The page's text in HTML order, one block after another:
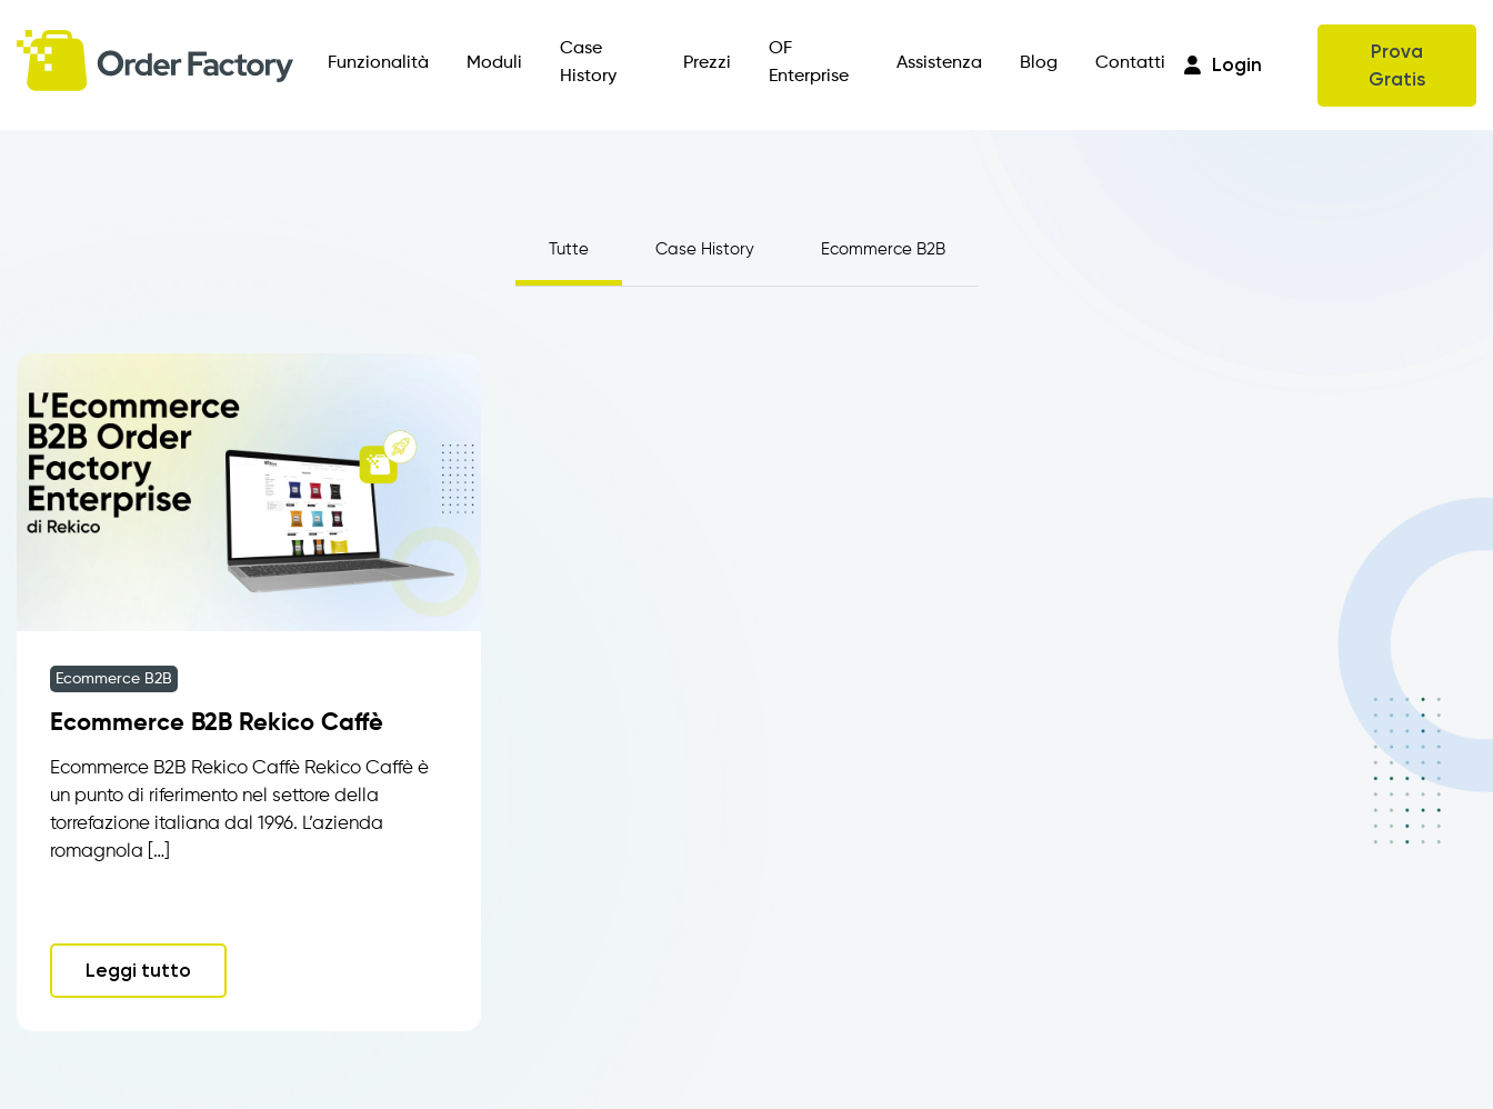
Funzionalità Moduli
Case
History
Prezzi
OF
Enterprise
Assistenza Blog Contatti Login
Prova
Gratis
Tutte Case History Ecommerce B2B
Ecommerce B2B
Ecommerce B2B Rekico Caffè
Ecommerce B2B Rekico Caffè Rekico Caffè è
un punto di riferimento nel settore della
torrefazione italiana dal 1996. L’azienda
romagnola […]
Leggi tutto